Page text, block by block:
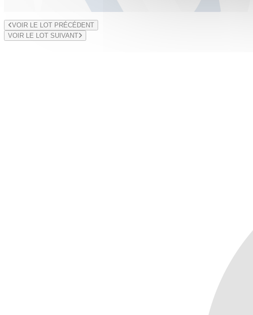
VOIR LE LOT PRÉCÉDENT
VOIR LE LOT SUIVANT